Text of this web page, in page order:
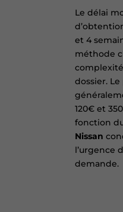
Le délai
et 4
méthode
dossier.
120€ et
fonction
Nissan
l’urgence
demande.